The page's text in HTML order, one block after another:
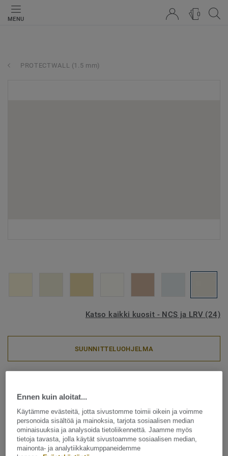
MENU
0
PROTECTWALL (1.5 mm)
Katso kaikki kuosit - NCS ja LRV (24)
SUUNNITTELUOHJELMA
PROTECTWALL (1.5 mm) -
Uni WHITE GREY
ProtectWall on ftalaatittomasta vinyylistä valmistettu
kestävä seinänpäällyste, joka on suunniteltu käytettäväksi
Ennen kuin aloitat...
Käytämme evästeitä, jotta sivustomme toimii oikein ja voimme
personoida sisältöä ja mainoksia, tarjota sosiaalisen median
ominaisuuksia ja analysoida tietoliikennettä. Jaamme myös
tietoja tavasta, jolla käytät sivustoamme sosiaalisen median,
mainonta- ja analytiikkakumppaneidemme